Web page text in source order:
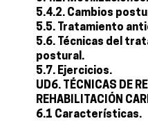
5.4.2. Cambios
5.5. Tratamiento
5.6. Técnicas del
postural.
5.7. Ejercicios.
UD6. TÉCNICAS DE
REHABILITACIÓN
6.1 Características.